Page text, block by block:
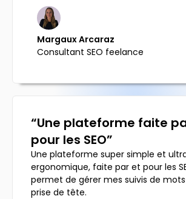
Margaux Arcaraz
Consultant SEO feelance
“Une plateforme faite
pour les SEO”
Une plateforme super simple et
ergonomique, faite par et pour les
permet de gérer mes suivis de
prise de tête.